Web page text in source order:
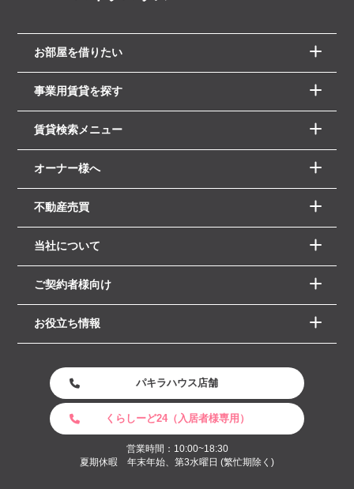
お部屋を借りたい
事業用賃貸を探す
賃貸検索メニュー
オーナー様へ
不動産売買
当社について
ご契約者様向け
お役立ち情報
パキラハウス店舗
くらしーど24（入居者様専用）
営業時間：10:00~18:30
夏期休暇 年末年始、第3水曜日 (繁忙期除く)